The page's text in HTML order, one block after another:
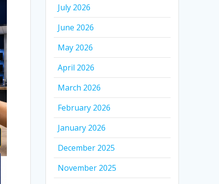
July 2026
June 2026
May 2026
April 2026
March 2026
February 2026
January 2026
December 2025
November 2025